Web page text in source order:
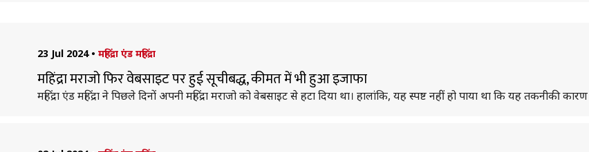
23 Jul 2024 • महिंद्रा एंड महिंद्रा
महिंद्रा मराजो फिर वेबसाइट पर हुई सूचीबद्ध, कीमत में भी हुआ इजाफा
महिंद्रा एंड महिंद्रा ने पिछले दिनों अपनी महिंद्रा मराजो को वेबसाइट से हटा दिया था। हालांकि, यह स्पष्ट नहीं हो पाया था कि यह तकनीकी